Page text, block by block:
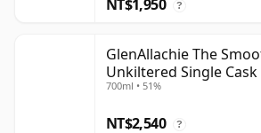
NT$1,950 ?
GlenAllachie The
Unkiltered Single Cask
700ml • 51%
NT$2,540 ?